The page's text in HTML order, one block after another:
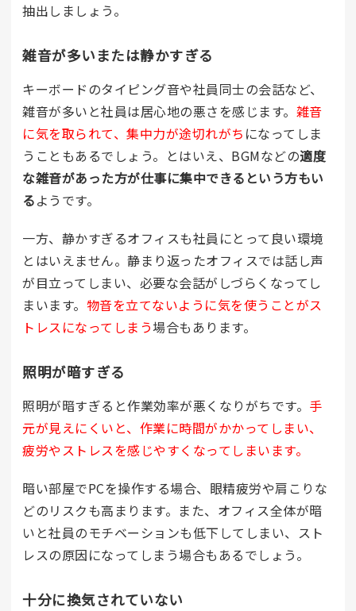
抽出しましょう。
雑音が多いまたは静かすぎる
キーボードのタイピング音や社員同士の会話など、
雑音が多いと社員は居心地の悪さを感じます。 雑音
に気を取られて、集中力が途切れがち になってしま
うこともあるでしょう。とはいえ、BGMなどの適度
な雑音があった方が仕事に集中できるという方もい
るようです。
一方、静かすぎるオフィスも社員にとって良い環境
とはいえません。静まり返ったオフィスでは話し声
が目立ってしまい、必要な会話がしづらくなってし
まいます。 物音を立てないように気を使うことがス
トレスになってしまう場合もあります。
照明が暗すぎる
照明が暗すぎると作業効率が悪くなりがちです。 手
元が見えにくいと、作業に時間がかかってしまい、
疲労やストレスを感じやすくなってしまいます。
暗い部屋でPCを操作する場合、眼精疲労や肩こりな
どのリスクも高まります。また、オフィス全体が暗
いと社員のモチベーションも低下してしまい、スト
レスの原因になってしまう場合もあるでしょう。
十分に換気されていない